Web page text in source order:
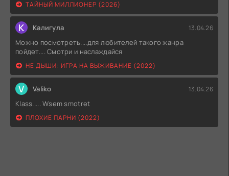
ТАЙНЫЙ МИЛЛИОНЕР (2026)
К Калигула 13.04.26
Можно посмотреть....для любителей такого жанра
пойдет.... Смотри и наслаждайся
НЕ ДЫШИ: ИГРА НА ВЫЖИВАНИЕ (2022)
V Valiko 13.04.26
Klass..... Wsem smotret
ПЛОХИЕ ПАРНИ (2022)